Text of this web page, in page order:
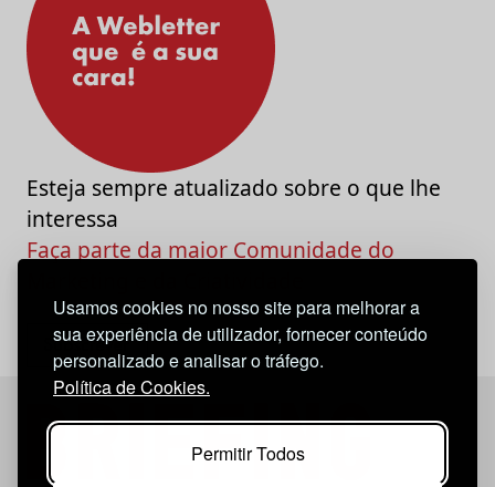
Usamos cookies no nosso site para melhorar a
sua experiência de utilizador, fornecer conteúdo
personalizado e analisar o tráfego.
Política de Cookies.
Permitir Todos
Esteja sempre atualizado sobre o que lhe
interessa
Faça parte da maior Comunidade do